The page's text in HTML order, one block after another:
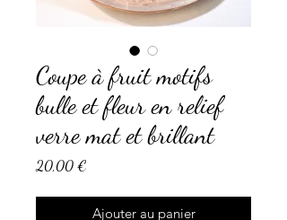
Coupe à fruit motifs
bulle et fleur en relief
verre mat et brillant
20,00 €
Ajouter au panier